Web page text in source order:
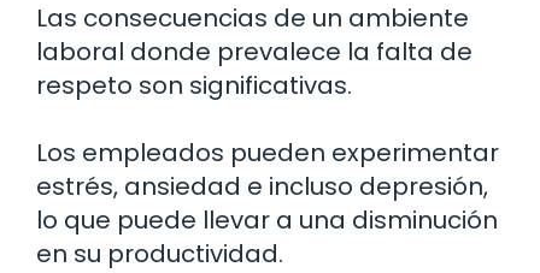
Las consecuencias de un ambiente
laboral donde prevalece la falta de
respeto son significativas.
Los empleados pueden experimentar
estrés, ansiedad e incluso depresión,
lo que puede llevar a una disminución
en su productividad.